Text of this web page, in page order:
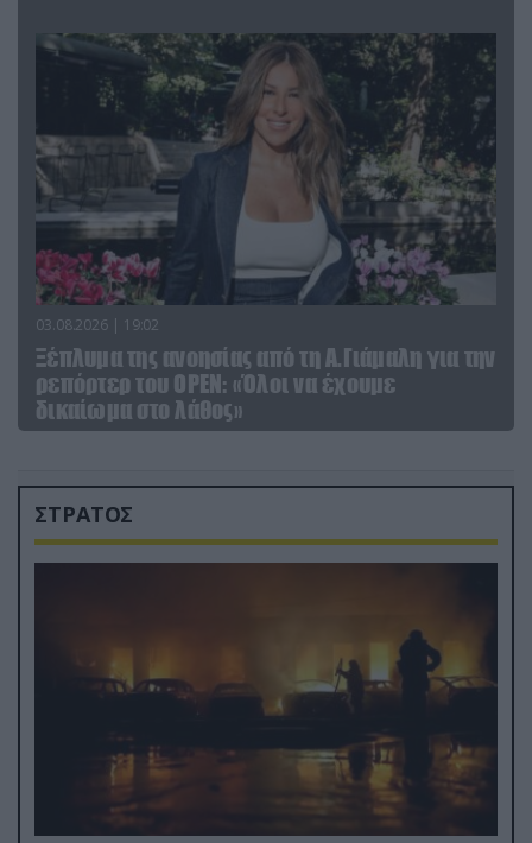
03.08.2026 | 19:02
Ξέπλυμα της ανοησίας από τη Α.Γιάμαλη για την
ρεπόρτερ του ΟΡΕΝ: «Όλοι να έχουμε
δικαίωμα στο λάθος»
ΣΤΡΑΤΟΣ